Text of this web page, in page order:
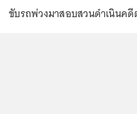
ขับรถพ่วงมาสอบสวนดำเนินค